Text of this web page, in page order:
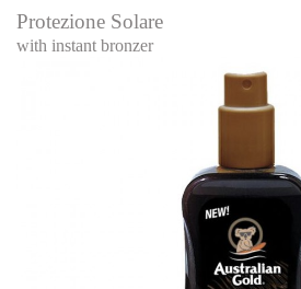
Protezione Solare
with instant bronzer